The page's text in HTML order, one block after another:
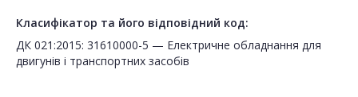
Класифікатор та його відповідний код:
ДК 021:2015: 31610000-5 — Електричне обладнання для
двигунів і транспортних засобів